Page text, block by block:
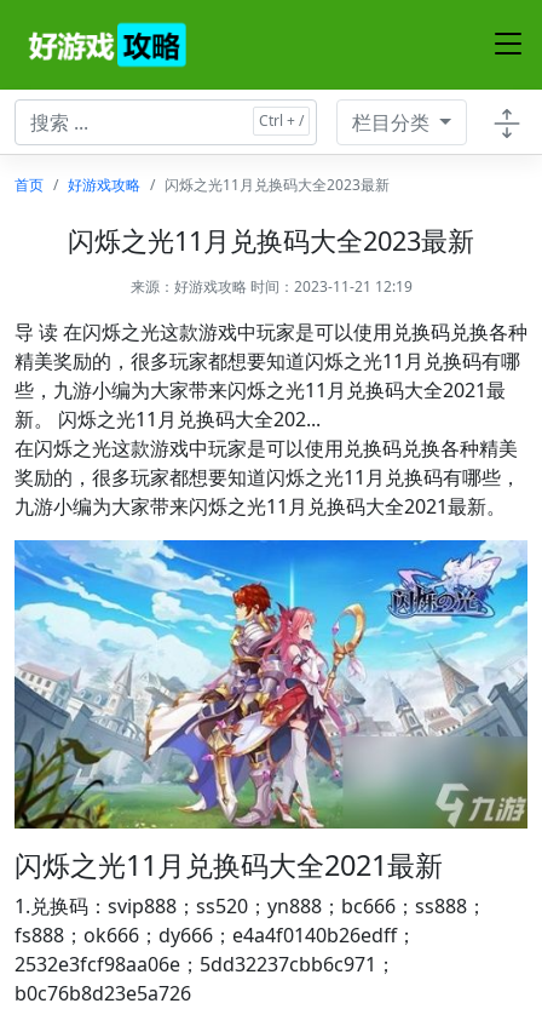
栏目分类
首页 好游戏攻略 闪烁之光11月兑换码大全2023最新
闪烁之光11月兑换码大全2023最新
来源： 好游戏攻略时间：2023-11-21 12:19
导 读 在闪烁之光这款游戏中玩家是可以使用兑换码兑换各种
精美奖励的，很多玩家都想要知道闪烁之光11月兑换码有哪
些，九游小编为大家带来闪烁之光11月兑换码大全2021最
新。 闪烁之光11月兑换码大全202...
在闪烁之光这款游戏中玩家是可以使用兑换码兑换各种精美
奖励的，很多玩家都想要知道闪烁之光11月兑换码有哪些，
九游小编为大家带来闪烁之光11月兑换码大全2021最新。
闪烁之光11月兑换码大全2021最新
1.兑换码：svip888；ss520；yn888；bc666；ss888；
fs888；ok666；dy666；e4a4f0140b26edff；
2532e3fcf98aa06e；5dd32237cbb6c971；
b0c76b8d23e5a726